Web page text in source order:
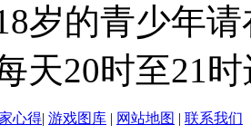
岁的青少年
天20时至21
心得| 游戏图库 | 网站地图 | 联系我们